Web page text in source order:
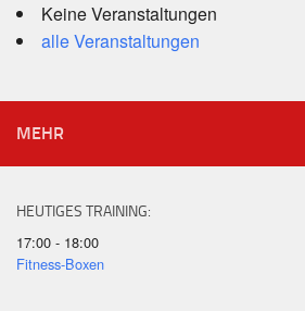
Keine Veranstaltungen
alle Veranstaltungen
MEHR
HEUTIGES TRAINING:
17:00 - 18:00
Fitness-Boxen